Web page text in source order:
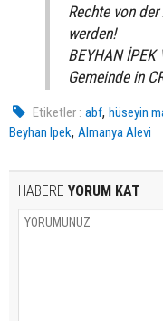
Rechte von
werden!
BEYHAN
Gemeinde in
Etiketler : abf,hüseyin
Beyhan Ipek, Almanya Alevi
HABERE YORUM KAT